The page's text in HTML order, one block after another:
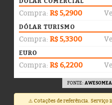
Compra: R$ 5,2900
DÓLAR TURISMO
Compra: R$ 5,3300
EURO
Compra: R$ 6,2200
FONTE:
⚠️ Cotações de referência.